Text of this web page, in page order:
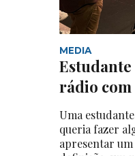
MEDIA
rádio com
Uma
queria fazer
apresentar